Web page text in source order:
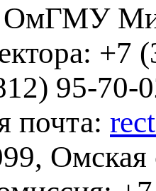
+7
95-70-
почта:
Омская